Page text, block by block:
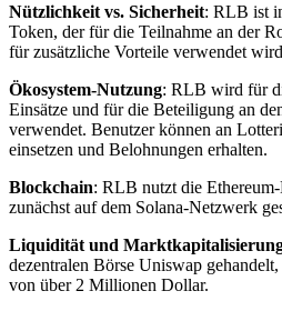
Nützlichkeit vs. Sicherheit: RLB ist
Token, der für die Teilnahme an der
für zusätzliche Vorteile verwendet
Ökosystem-Nutzung: RLB wird für
Einsätze und für die Beteiligung an
verwendet. Benutzer können an
einsetzen und Belohnungen erhalten.
Blockchain: RLB nutzt die
zunächst auf dem Solana-Netzwerk
Liquidität und
dezentralen Börse Uniswap
von über 2 Millionen Dollar.